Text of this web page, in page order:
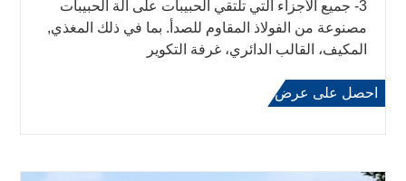
3- جميع الأجزاء التي تلتقي الحبيبات على آلة الحبيبات
مصنوعة من الفولاذ المقاوم للصدأ. بما في ذلك المغذي,
المكيف، القالب الدائري، غرفة التكوير
اعرف المزيد
احصل على عرض